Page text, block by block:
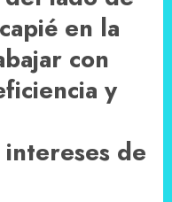
en la
con
y
de